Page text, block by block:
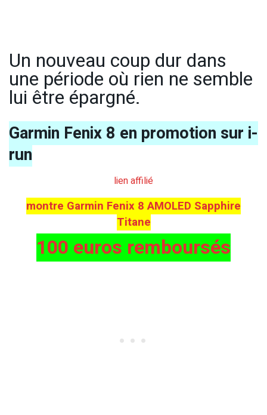
Un nouveau coup dur dans
une période où rien ne semble
lui être épargné.
Garmin Fenix 8 en promotion sur i-
run
lien affilié
montre Garmin Fenix 8 AMOLED Sapphire
Titane
100 euros remboursés